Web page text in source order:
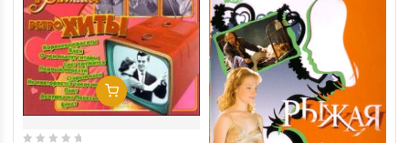
Добавить В Корзину